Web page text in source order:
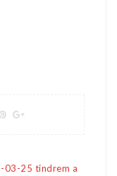
03-25 tindrem a